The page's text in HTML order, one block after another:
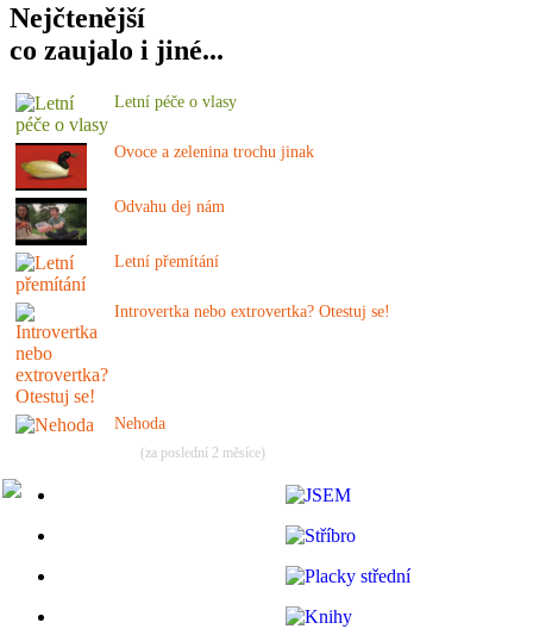
Nejčtenější
co zaujalo i jiné...
Letní péče o vlasy
Ovoce a zelenina trochu jinak
Odvahu dej nám
Letní přemítání
Introvertka nebo extrovertka? Otestuj se!
Nehoda
(za poslední 2 měsíce)